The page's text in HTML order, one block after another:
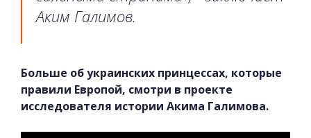
Аким Галимов.
Больше об украинских принцессах, которые
правили Европой, смотри в проекте
исследователя истории Акима Галимова.